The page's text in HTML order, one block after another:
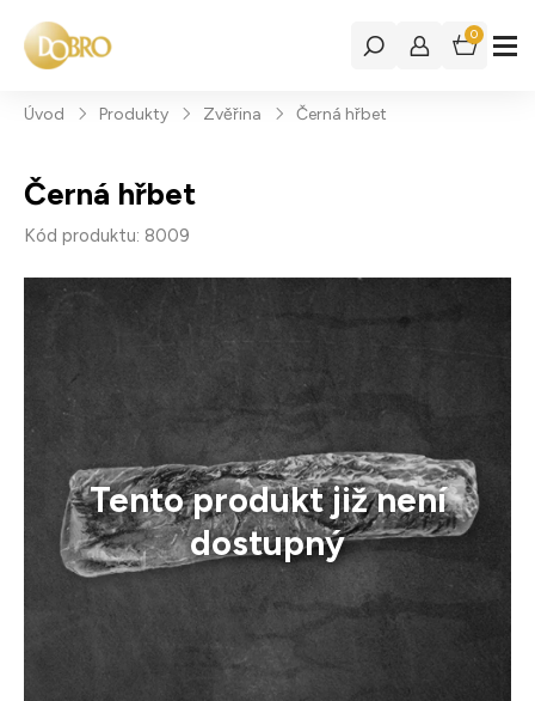
0
Úvod Produkty Zvěřina Černá hřbet
Černá hřbet
Kód produktu: 8009
Tento produkt již není
dostupný